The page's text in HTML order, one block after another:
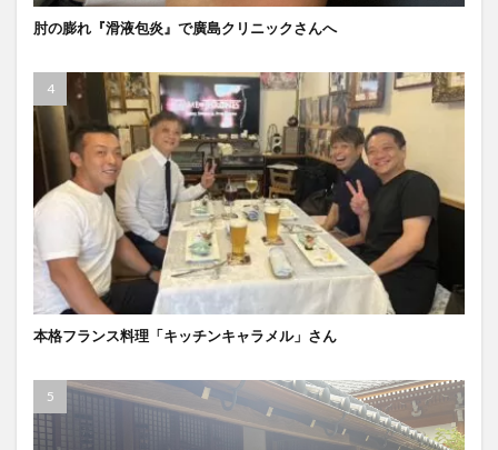
肘の膨れ『滑液包炎』で廣島クリニックさんへ
本格フランス料理「キッチンキャラメル」さん